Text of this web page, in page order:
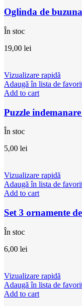
Oglinda de
În stoc
19,00 lei
Vizualizare rapidă
Adaugă în lista de
Add to cart
Puzzle
În stoc
5,00 lei
Vizualizare rapidă
Adaugă în lista de
Add to cart
Set 3 ornamente
În stoc
6,00 lei
Vizualizare rapidă
Adaugă în lista de
Add to cart